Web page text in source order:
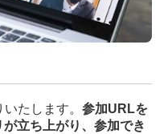
たします。 参加URLを
立ち上がり、参加でき